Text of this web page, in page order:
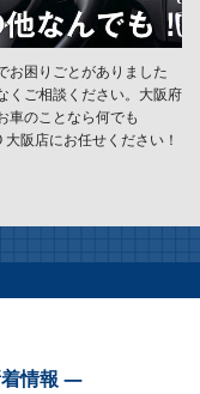
お困りごとがありました
くご相談ください。大阪府
車のことなら何でも
大阪店にお任せください！
情報 ―